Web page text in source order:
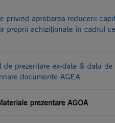
privind aprobarea reducerii
proprii achiziționate în cadrul
prezentare ex-date & data de
documente AGEA
prezentare AGOA